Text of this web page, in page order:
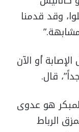
وقد قدمنا
أو الآن
قال.
هو عدوى
الرباط